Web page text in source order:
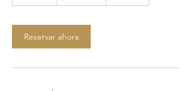
m
i
n
Reservar ahora